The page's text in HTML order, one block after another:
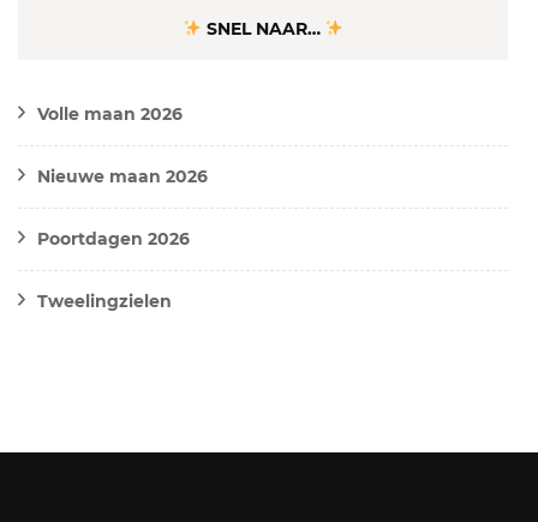
SNEL NAAR…
Volle maan 2026
Nieuwe maan 2026
Poortdagen 2026
Tweelingzielen